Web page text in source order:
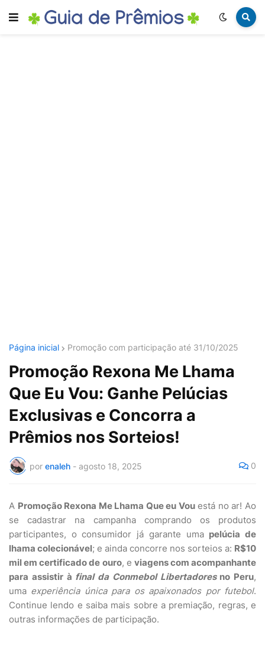
Página inicial Promoção com participação até 31/10/2025
Promoção Rexona Me Lhama
Que Eu Vou: Ganhe Pelúcias
Exclusivas e Concorra a
Prêmios nos Sorteios!
por enaleh - agosto 18, 2025 0
A Promoção Rexona Me Lhama Que eu Vouestá no ar! Ao
se cadastrar na campanha comprando os produtos
participantes, o consumidor já garante uma pelúcia de
lhama colecionável; e ainda concorre nos sorteios a: R$10
mil em certificado de ouro, e viagens com acompanhante
para assistir à final da Conmebol Libertadoresno Peru,
uma experiência única para os apaixonados por futebol.
Continue lendo e saiba mais sobre a premiação, regras, e
outras informações de participação.